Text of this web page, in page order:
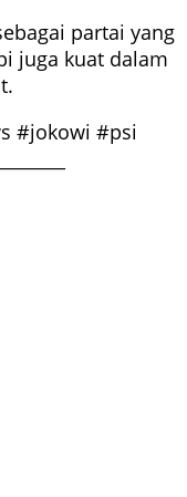
partai yang
juga kuat dalam
#jokowi #psi